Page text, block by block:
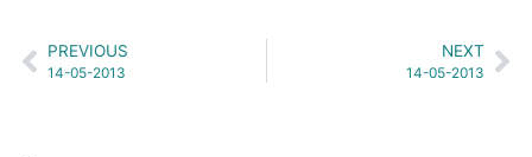
PREVIOUS
14-05-2013
NEXT
14-05-2013